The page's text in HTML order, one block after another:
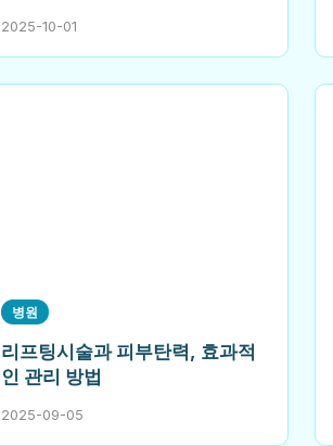
2025-10-01
병원
리프팅시술과 피부탄력, 효과적
인 관리 방법
2025-09-05